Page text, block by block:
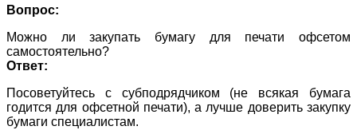
Вопрос:
Можно ли закупать бумагу для печати офсетом
самостоятельно?
Ответ:
Посоветуйтесь с субподрядчиком (не всякая бумага
годится для офсетной печати), а лучше доверить закупку
бумаги специалистам.